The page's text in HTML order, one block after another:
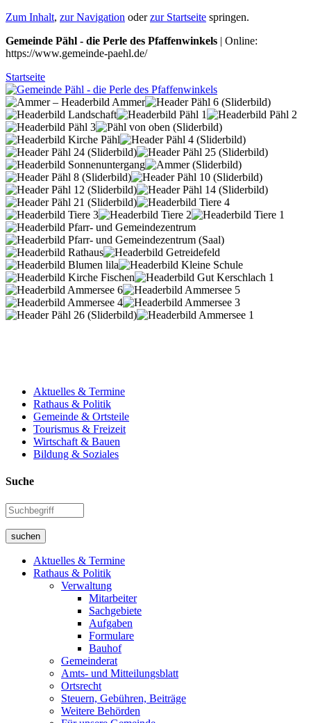
Zum Inhalt, zur Navigation oderzur Startseite springen.
Gemeinde Pähl - die Perle des Pfaffenwinkels | Online:
https://www.gemeinde-paehl.de/
Startseite
Aktuelles & Termine
Rathaus & Politik
Gemeinde & Ortsteile
Tourismus & Freizeit
Wirtschaft & Bauen
Bildung & Soziales
Suche
suchen
Aktuelles & Termine
Rathaus & Politik
Verwaltung
Mitarbeiter
Sachgebiete
Aufgaben
Formulare
Bauhof
Gemeinderat
Amts- und Mitteilungsblatt
Ortsrecht
Steuern, Gebühren, Beiträge
Weitere Behörden